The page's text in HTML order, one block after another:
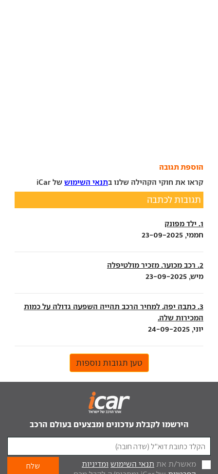
הוספת תגובה
קראו את חוקי הקהילה שלנו בתנאי השימוש של iCar
תגובות לכתבה
1. ילד מפונק
חממי, 23-09-2025
2. רכב מכוער. מזכיר מולטיפלה
מיש, 23-09-2025
3. כתבה יפה. למחיר הרכב תהייה השפעה גדולה על כמות
המכירות שלה.
יוני, 24-09-2025
טען תגובות נוספות
הירשמו לקבלת עדכונים ומבצעים בעולם הרכב
מאשר/ת את תנאי השימוש ומדיניות